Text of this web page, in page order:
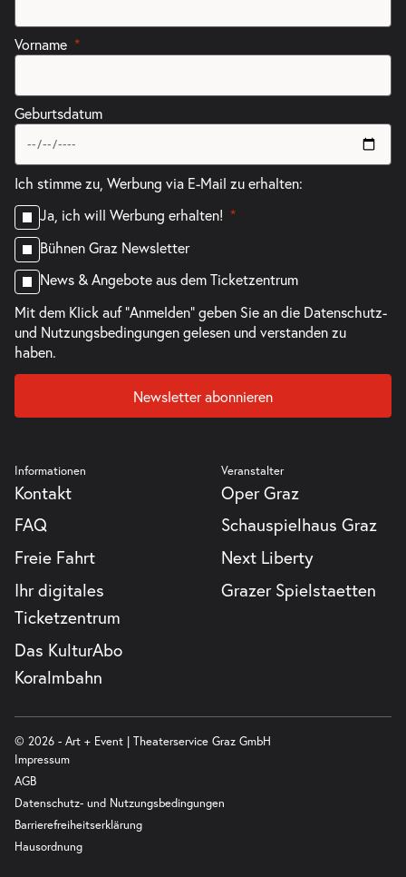
Vorname
Geburtsdatum
Ich stimme zu, Werbung via E-Mail zu erhalten:
Ja, ich will Werbung erhalten!
Bühnen Graz Newsletter
News & Angebote aus dem Ticketzentrum
Mit dem Klick auf "Anmelden" geben Sie an die Datenschutz-
und Nutzungsbedingungen gelesen und verstanden zu
haben.
Newsletter abonnieren
Informationen
Kontakt
FAQ
Freie Fahrt
Ihr digitales
Ticketzentrum
Das KulturAbo
Koralmbahn
Veranstalter
Oper Graz
Schauspielhaus Graz
Next Liberty
Grazer Spielstaetten
© 2026 - Art + Event | Theaterservice Graz GmbH
Impressum
AGB
Datenschutz- und Nutzungsbedingungen
Barrierefreiheitserklärung
Hausordnung